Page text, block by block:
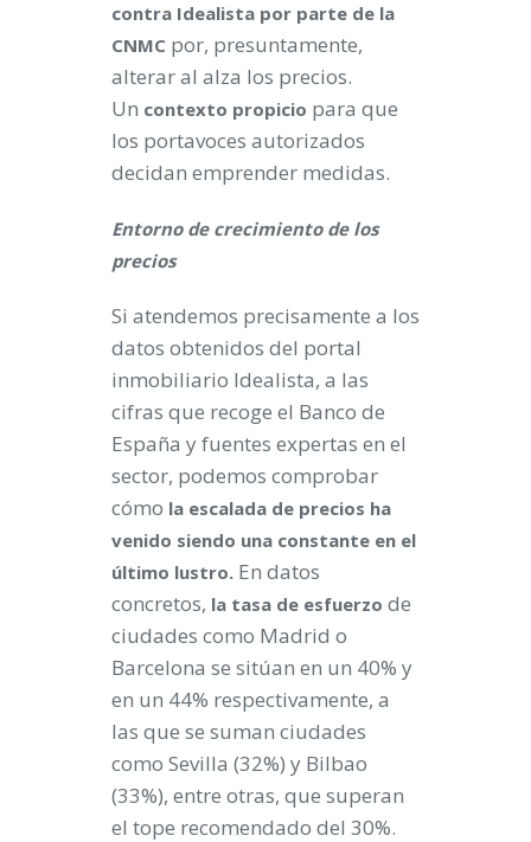
contra Idealista por parte de la
CNMC por, presuntamente,
alterar al alza los precios.
Un contexto propicio para que
los portavoces autorizados
decidan emprender medidas.
Entorno de crecimiento de los
precios
Si atendemos precisamente a los
datos obtenidos del portal
inmobiliario Idealista, a las
cifras que recoge el Banco de
España y fuentes expertas en el
sector, podemos comprobar
cómo la escalada de precios ha
venido siendo una constante en el
último lustro. En datos
concretos, la tasa de esfuerzo de
ciudades como Madrid o
Barcelona se sitúan en un 40% y
en un 44% respectivamente, a
las que se suman ciudades
como Sevilla (32%) y Bilbao
(33%), entre otras, que superan
el tope recomendado del 30%.